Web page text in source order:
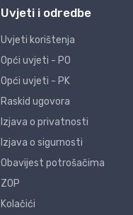
Uvjeti i odredbe
Uvjeti korištenja
Opći uvjeti - PO
Opći uvjeti - PK
Raskid ugovora
Izjava o privatnosti
Izjava o sigurnosti
Obavijest potrošačima
ZOP
Kolačići